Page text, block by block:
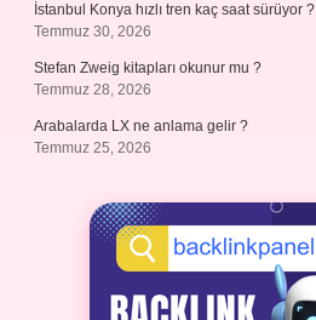
İstanbul Konya hızlı tren kaç saat sürüyor ?
Temmuz 30, 2026
Stefan Zweig kitapları okunur mu ?
Temmuz 28, 2026
Arabalarda LX ne anlama gelir ?
Temmuz 25, 2026